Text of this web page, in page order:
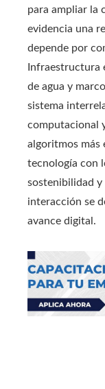
para ampliar la
evidencia una
depende por
Infraestructura
de agua y
sistema
computacional
algoritmos más
tecnología con
sostenibilidad y
interacción se
avance digital.